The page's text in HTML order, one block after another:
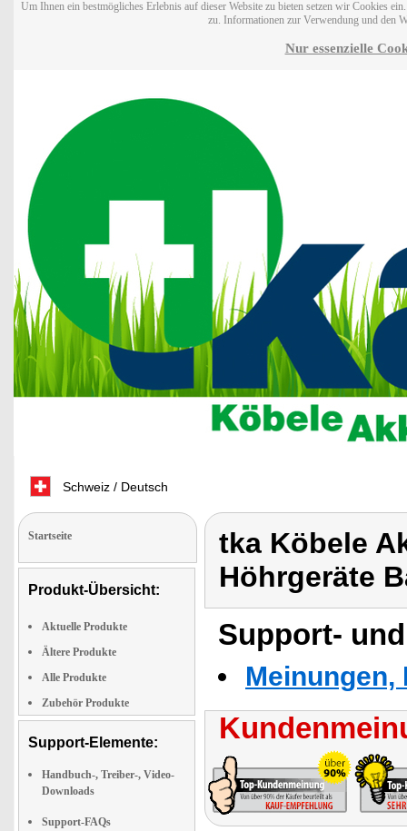
Um Ihnen ein bestmögliches Erlebnis auf dieser Website zu bieten setzen wir Cookies
zu. Informationen zur Verwendung und den
Nur essenzielle
Schweiz / Deutsch
Startseite
Produkt-Übersicht:
Aktuelle Produkte
Ältere Produkte
Alle Produkte
Zubehör Produkte
Support-Elemente:
Handbuch-, Treiber-, Video-
Downloads
Support-FAQs
tka Köbele
Höhrgeräte
Support-